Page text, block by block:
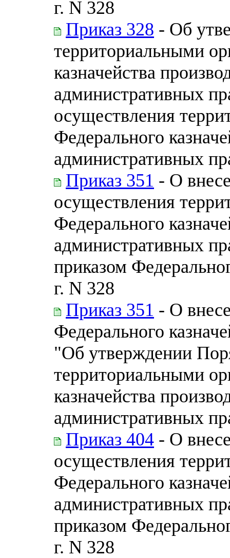
г. N 328
Приказ 328 - Об
территориальными
казначейства
административных
осуществления
Федерального
административных
Приказ 351 - О
осуществления
Федерального
административных
приказом
г. N 328
Приказ 351 - О
Федерального
"Об утверждении
территориальными
казначейства
административных
Приказ 404 - О
осуществления
Федерального
административных
приказом
г. N 328